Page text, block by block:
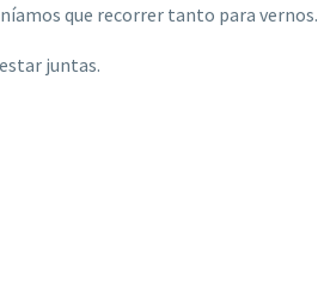
que recorrer tanto para vernos.
juntas.